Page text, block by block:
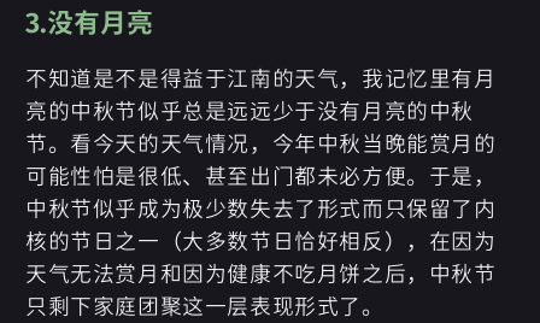
3.没有月亮
不知道是不是得益于江南的天气，我记忆里有月
亮的中秋节似乎总是远远少于没有月亮的中秋
节。看今天的天气情况，今年中秋当晚能赏月的
可能性怕是很低、甚至出门都未必方便。于是，
中秋节似乎成为极少数失去了形式而只保留了内
核的节日之一（大多数节日恰好相反），在因为
天气无法赏月和因为健康不吃月饼之后，中秋节
只剩下家庭团聚这一层表现形式了。